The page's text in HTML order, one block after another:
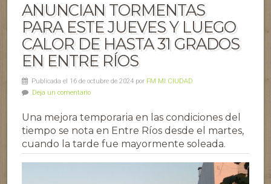
ANUNCIAN TORMENTAS
PARA ESTE JUEVES Y LUEGO
CALOR DE HASTA 31 GRADOS
EN ENTRE RÍOS
Publicada el 16 de octubre de 2024 por FM MI CIUDAD
Deja un comentario
Una mejora temporaria en las condiciones del
tiempo se nota en Entre Ríos desde el martes,
cuando la tarde fue mayormente soleada.